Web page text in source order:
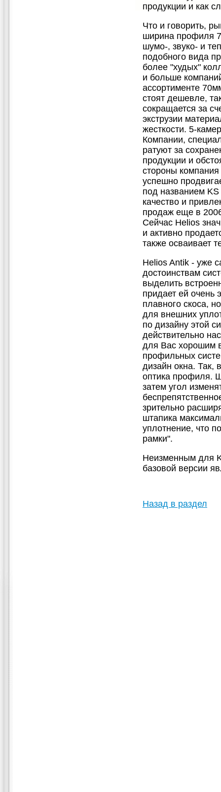
продукции и как
Что и говорить,
ширина профиля
шумо-, звуко- и
подобного вида
более "худых"
и больше
ассортименте
стоят дешевле,
сокращается за
экструзии
жесткости. 5-
Компании,
ратуют за
продукции и
стороны
успешно
под названием
качество и
продаж еще в
Сейчас Helios
и активно
также осваивает
Helios Antik - уже
достоинствам
выделить
придает ей очень
плавного скоса,
для внешних
по дизайну этой
действительно
для Вас хорошим
профильных
дизайн окна. Так,
оптика профиля.
затем угол
зрительно
штапика
уплотнение, что
рамки".
Неизменным для
базовой версии
Назад в раздел